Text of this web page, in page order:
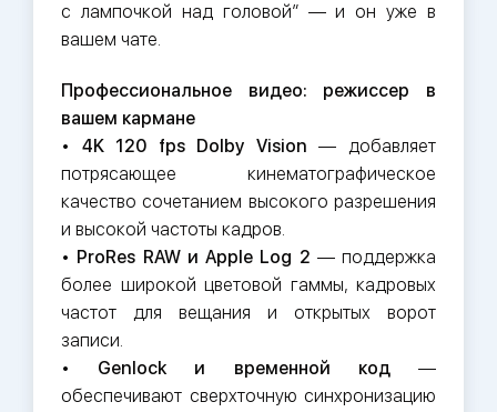
с лампочкой над головой” — и он уже в
вашем чате.
Профессиональное видео: режиссер в
вашем кармане
• 4K 120 fps Dolby Vision — добавляет
потрясающее кинематографическое
качество сочетанием высокого разрешения
и высокой частоты кадров.
• ProRes RAW и Apple Log 2 — поддержка
более широкой цветовой гаммы, кадровых
частот для вещания и открытых ворот
записи.
• Genlock и временной код—
обеспечивают сверхточную синхронизацию